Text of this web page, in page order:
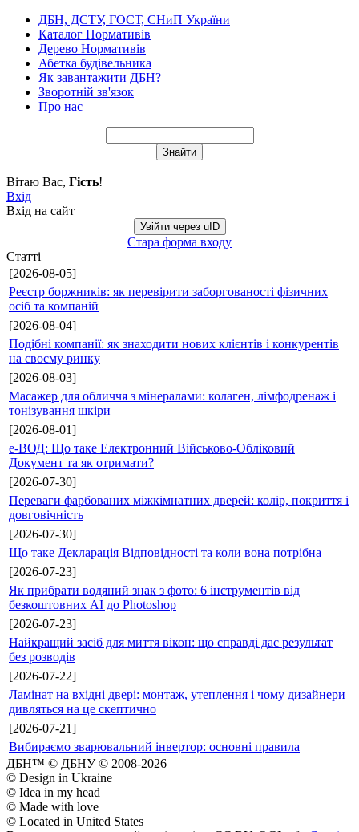
ДБН, ДСТУ, ГОСТ, СНиП України
Каталог Нормативів
Дерево Нормативів
Абетка будівельника
Як завантажити ДБН?
Зворотній зв'язок
Про нас
Вітаю Вас, Гість!
Вхід
Вхід на сайт
Увійти через uID
Стара форма входу
Статті
[2026-08-05]
Реєстр боржників: як перевірити заборгованості фізичних
осіб та компаній
[2026-08-04]
Подібні компанії: як знаходити нових клієнтів і конкурентів
на своєму ринку
[2026-08-03]
Масажер для обличчя з мінералами: колаген, лімфодренаж і
тонізування шкіри
[2026-08-01]
е-ВОД: Що таке Електронний Військово-Обліковий
Документ та як отримати?
[2026-07-30]
Переваги фарбованих міжкімнатних дверей: колір, покриття і
довговічність
[2026-07-30]
Що таке Декларація Відповідності та коли вона потрібна
[2026-07-23]
Як прибрати водяний знак з фото: 6 інструментів від
безкоштовних AI до Photoshop
[2026-07-23]
Найкращий засіб для миття вікон: що справді дає результат
без розводів
[2026-07-22]
Ламінат на вхідні двері: монтаж, утеплення і чому дизайнери
дивляться на це скептично
[2026-07-21]
Вибираємо зварювальний інвертор: основні правила
ДБН™ © ДБНУ © 2008-2026
© Design in Ukraine
© Idea in my head
© Made with love
© Located in United States